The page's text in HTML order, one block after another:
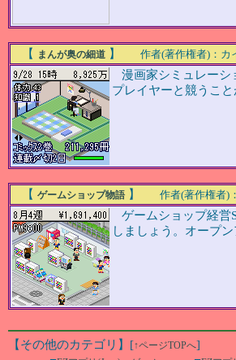
【 まんが奥の細道 】 作者(著作権者)：
漫画家シミュレーシ
プレイヤーと競うこ
【 ゲームショップ物語 】 作者(著作権者)
ゲームショップ経営
しましょう。オープ
【その他のカテゴリ】 [↑ページTOPへ]